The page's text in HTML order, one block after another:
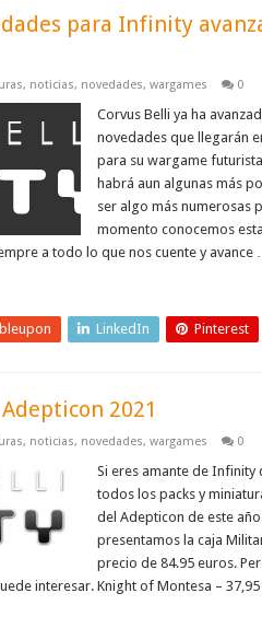
para Infinity
, noticias, novedades, wargames 0
Corvus Belli ya ha
novedades que llegarán
para su wargame
habrá aun algunas más
ser algo más numerosas
momento conocemos
a todo lo que nos cuente y avance …
LinkedIn Pinterest
2021
, noticias, novedades, wargames 0
Si eres amante de Infinity
todos los packs y
del Adepticon de este
presentamos la caja
precio de 84.95 euros.
interesar. Knight of Montesa –